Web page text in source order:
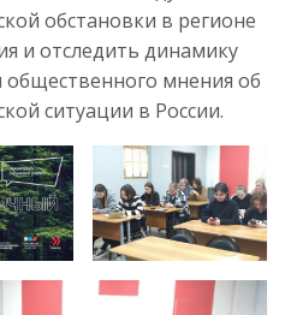
обстановки в регионе
и отследить динамику
общественного мнения об
ситуации в России.